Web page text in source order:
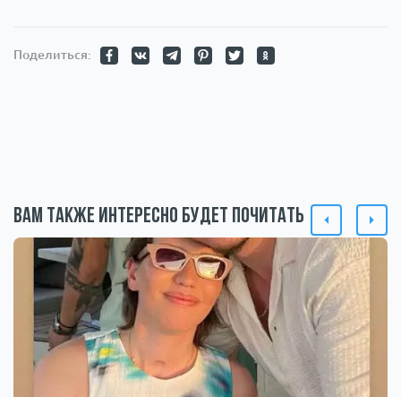
Поделиться:
Вам также интересно будет почитать